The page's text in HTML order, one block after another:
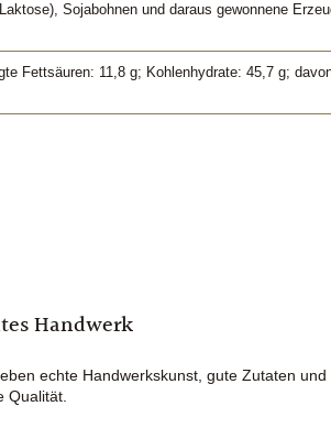
Sojabohnen und daraus gewonnene
Fettsäuren: 11,8 g; Kohlenhydrate: 45,7 g;
Handwerk
echte Handwerkskunst, gute Zutaten und
Qualität.